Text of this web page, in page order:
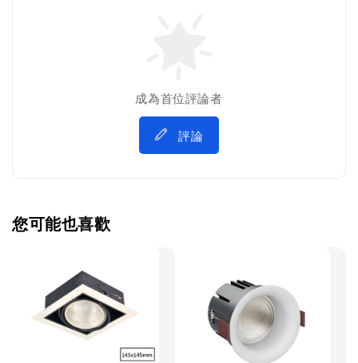
成為首位評論者
評論
您可能也喜歡